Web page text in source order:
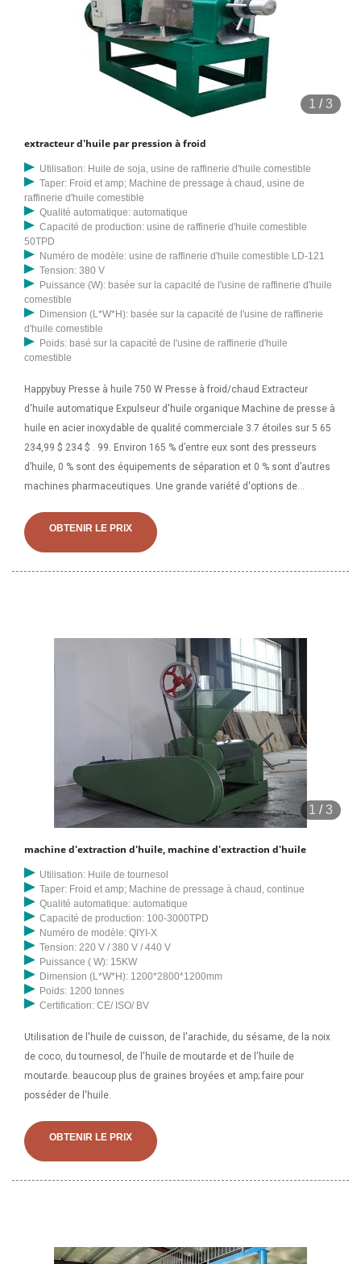
1 /3
extracteur d'huile par pression à froid
Utilisation: Huile de soja, usine de raffinerie d'huile comestible
Taper: Froid et amp; Machine de pressage à chaud, usine de
raffinerie d'huile comestible
Qualité automatique: automatique
Capacité de production: usine de raffinerie d'huile comestible
50TPD
Numéro de modèle: usine de raffinerie d'huile comestible LD-121
Tension: 380 V
Puissance (W): basée sur la capacité de l'usine de raffinerie d'huile
comestible
Dimension (L*W*H): basée sur la capacité de l'usine de raffinerie
d'huile comestible
Poids: basé sur la capacité de l'usine de raffinerie d'huile
comestible
Happybuy Presse à huile 750 W Presse à froid/chaud Extracteur
d'huile automatique Expulseur d'huile organique Machine de presse à
huile en acier inoxydable de qualité commerciale 3.7 étoiles sur 5 65
234,99 $ 234 $ . 99. Environ 165 % d’entre eux sont des presseurs
d’huile, 0 % sont des équipements de séparation et 0 % sont d’autres
machines pharmaceutiques. Une grande variété d'options de
OBTENIR LE PRIX
1 /3
machine d'extraction d'huile, machine d'extraction d'huile
Utilisation: Huile de tournesol
Taper: Froid et amp; Machine de pressage à chaud, continue
Qualité automatique: automatique
Capacité de production: 100-3000TPD
Numéro de modèle: QIYI-X
Tension: 220 V / 380 V / 440 V
Puissance ( W): 15KW
Dimension (L*W*H): 1200*2800*1200mm
Poids: 1200 tonnes
Certification: CE/ ISO/ BV
Utilisation de l'huile de cuisson, de l'arachide, du sésame, de la noix
de coco, du tournesol, de l'huile de moutarde et de l'huile de
moutarde. beaucoup plus de graines broyées et amp; faire pour
posséder de l'huile.
OBTENIR LE PRIX